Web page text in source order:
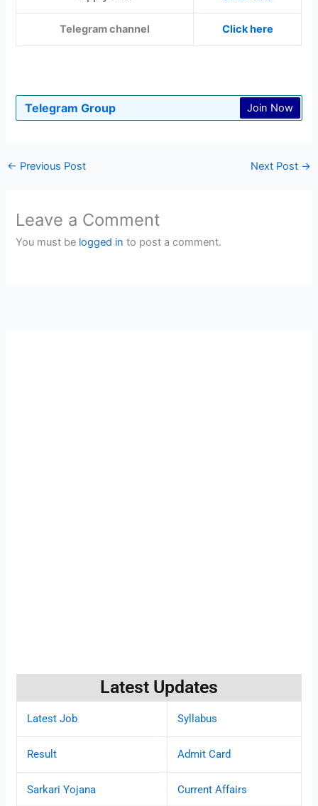
Telegram channel Click here
Telegram Group Join Now
← Previous Post Next Post →
Leave a Comment
You must be logged in to post a comment.
Latest Updates
Latest Job Syllabus
Result Admit Card
Sarkari Yojana Current Affairs